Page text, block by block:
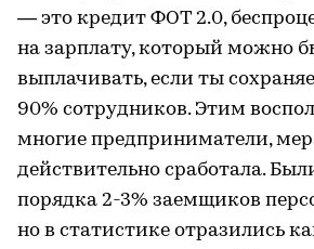
— это кредит ФОТ 2.0,
на зарплату, который можно
выплачивать, если ты
90% сотрудников. Этим
многие предприниматели,
действительно сработала.
порядка 2-3% заемщиков
но в статистике отразились